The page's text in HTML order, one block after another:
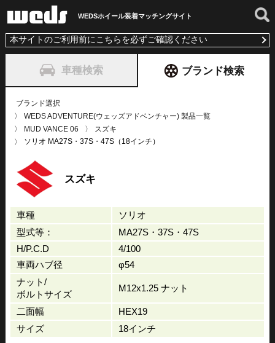
WEDSホイール装着マッチングサイト
本サイトのご利用前にこちらを必ずご確認ください
車種検索 ブランド検索
ブランド選択
WEDS ADVENTURE(ウェッズアドベンチャー) 製品一覧
MUD VANCE 06
スズキ
ソリオ MA27S・37S・47S（18インチ）
スズキ
車種
ソリオ
型式等：
MA27S・37S・47S
H/P.C.D
4/100
車両ハブ径
φ54
ナット/
ボルトサイズ
M12x1.25 ナット
二面幅
HEX19
サイズ
18インチ